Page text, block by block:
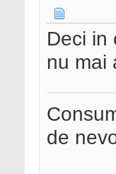
Deci in
nu mai
de